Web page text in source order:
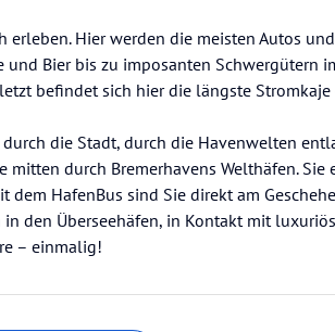
Hier werden die meisten Autos
Bier bis zu imposanten Schwergütern
befindet sich hier die längste Stromkaje
die Stadt, durch die Havenwelten
durch Bremerhavens Welthäfen. Sie
HafenBus sind Sie direkt am
den Überseehäfen, in Kontakt mit
– einmalig!